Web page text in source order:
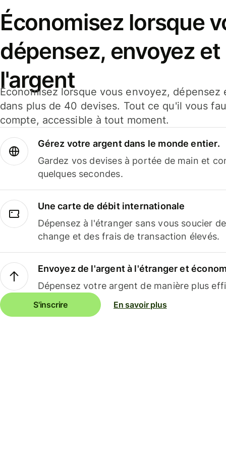
Économisez lorsque
dépensez, envoyez
l'argent
Économisez lorsque vous envoyez,
dans plus de 40 devises. Tout ce qu'il vous
compte, accessible à tout moment.
Gérez votre argent dans le monde entier.
Gardez vos devises à portée de main et
quelques secondes.
Une carte de débit internationale
Dépensez à l'étranger sans vous soucier
change et des frais de transaction élevés.
Envoyez de l'argent à l'étranger et
Dépensez votre argent de manière plus
S'inscrire En savoir plus